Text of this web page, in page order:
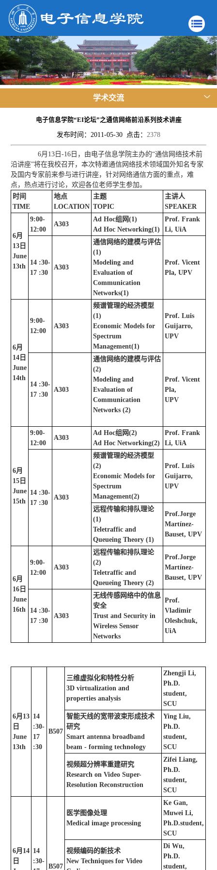
学术交流
电子信息学院“EI论坛”之通信网络前沿系列技术讲座
发布时间：2011-05-30 点击： 2378
6月13日-16日，由电子信息学院主办的“通信网络技术前
沿讲座”将在我校召开，本次特邀通信网络技术领域国外知名专家
及国内专家前来参与进行讲座，针对网络通信方面的重点，难
点，热点进行讨论，欢迎各位老师学生参加。
时间
TIME
地点
LOCATION
主题
TOPIC
主讲人
SPEAKER
6月
13 日
June
13th
9:00-
12:00
A303
Ad Hoc组网(1)
Ad Hoc Networking(1)
Prof. Frank
Li, UiA
14 :30-
17 :30
A303
通信网络的建模与评估
(1)
Modeling and
Evaluation of
Communication
Networks(1)
Prof. Vicent
Pla, UPV
6月
14 日
June
14th
9:00-
12:00
A303
频谱管理的经济模型
(1)
Economic Models for
Spectrum
Management(1)
Prof. Luis
Guijarro,
UPV
14 :30-
17 :30
A303
通信网络的建模与评估
(2)
Modeling and
Evaluation of
Communication
Networks (2)
Prof. Vicent
Pla,
UPV
6月
15 日
June
15th
9:00-
12:00
A303
Ad Hoc组网(2)
Ad Hoc Networking(2)
Prof. Frank
Li, UiA
14 :30-
17 :30
A303
频谱管理的经济模型
(2)
Economic Models for
Spectrum
Management(2)
Prof. Luis
Guijarro,
UPV
远程传输和排队理论
(1)
Teletraffic and
Queueing Theory (1)
Prof.Jorge
Martínez-
Bauset, UPV
6月
16 日
June
16th
9:00-
12:00
A303
远程传输和排队理论
(2)
Teletraffic and
Queueing Theory (2)
Prof.Jorge
Martínez-
Bauset, UPV
14 :30-
17 :30
A303
无线传感网络中的信息
安全
Trust and Security in
Wireless Sensor
Networks
Prof.
Vladimir
Oleshchuk,
UiA
6月 13
日
June
13th
14
:30-
17
:30
B507
三维虚拟化和特性分析
3D virtualization and
properties analysis
Zhengji Li,
Ph.D.
student,
SCU
智能天线的宽带波束形成技术
研究
Smart antenna broadband
beam - forming technology
Ying Liu,
Ph.D.
student,
SCU
视频超分辨率重建研究
Research on Video Super-
Resolution Reconstruction
Zifei Liang,
Ph.D.
student,
SCU
6月 14
日
14
:30-
B507
医学图像处理
Medical image processing
Ke Gan,
Muwei Li,
Ph.D.student,
SCU
视频编码的新技术
New Techniques for Video
Di Wu,
Ph.D.
student,